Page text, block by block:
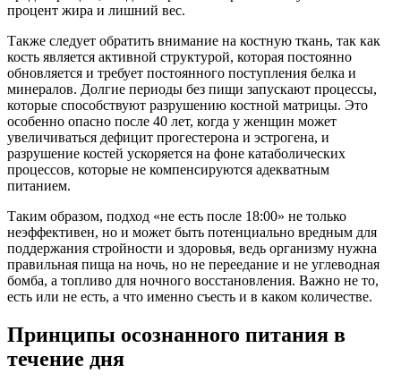
процент жира и лишний вес.
Также следует обратить внимание на костную ткань, так как
кость является активной структурой, которая постоянно
обновляется и требует постоянного поступления белка и
минералов. Долгие периоды без пищи запускают процессы,
которые способствуют разрушению костной матрицы. Это
особенно опасно после 40 лет, когда у женщин может
увеличиваться дефицит прогестерона и эстрогена, и
разрушение костей ускоряется на фоне катаболических
процессов, которые не компенсируются адекватным
питанием.
Таким образом, подход «не есть после 18:00» не только
неэффективен, но и может быть потенциально вредным для
поддержания стройности и здоровья, ведь организму нужна
правильная пища на ночь, но не переедание и не углеводная
бомба, а топливо для ночного восстановления. Важно не то,
есть или не есть, а что именно съесть и в каком количестве.
Принципы осознанного питания в
течение дня